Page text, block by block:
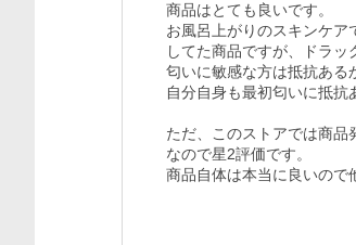
商品はとても良いです。
お風呂上がりのスキンケア
してた商品ですが、ドラッ
匂いに敏感な方は抵抗ある
自分自身も最初匂いに抵抗
ただ、このストアでは商品
なので星2評価です。